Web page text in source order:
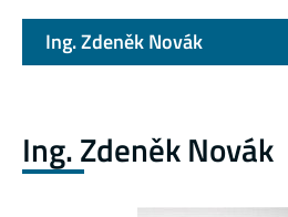
Ing. Zdeněk Novák
Ing. Zdeněk Novák